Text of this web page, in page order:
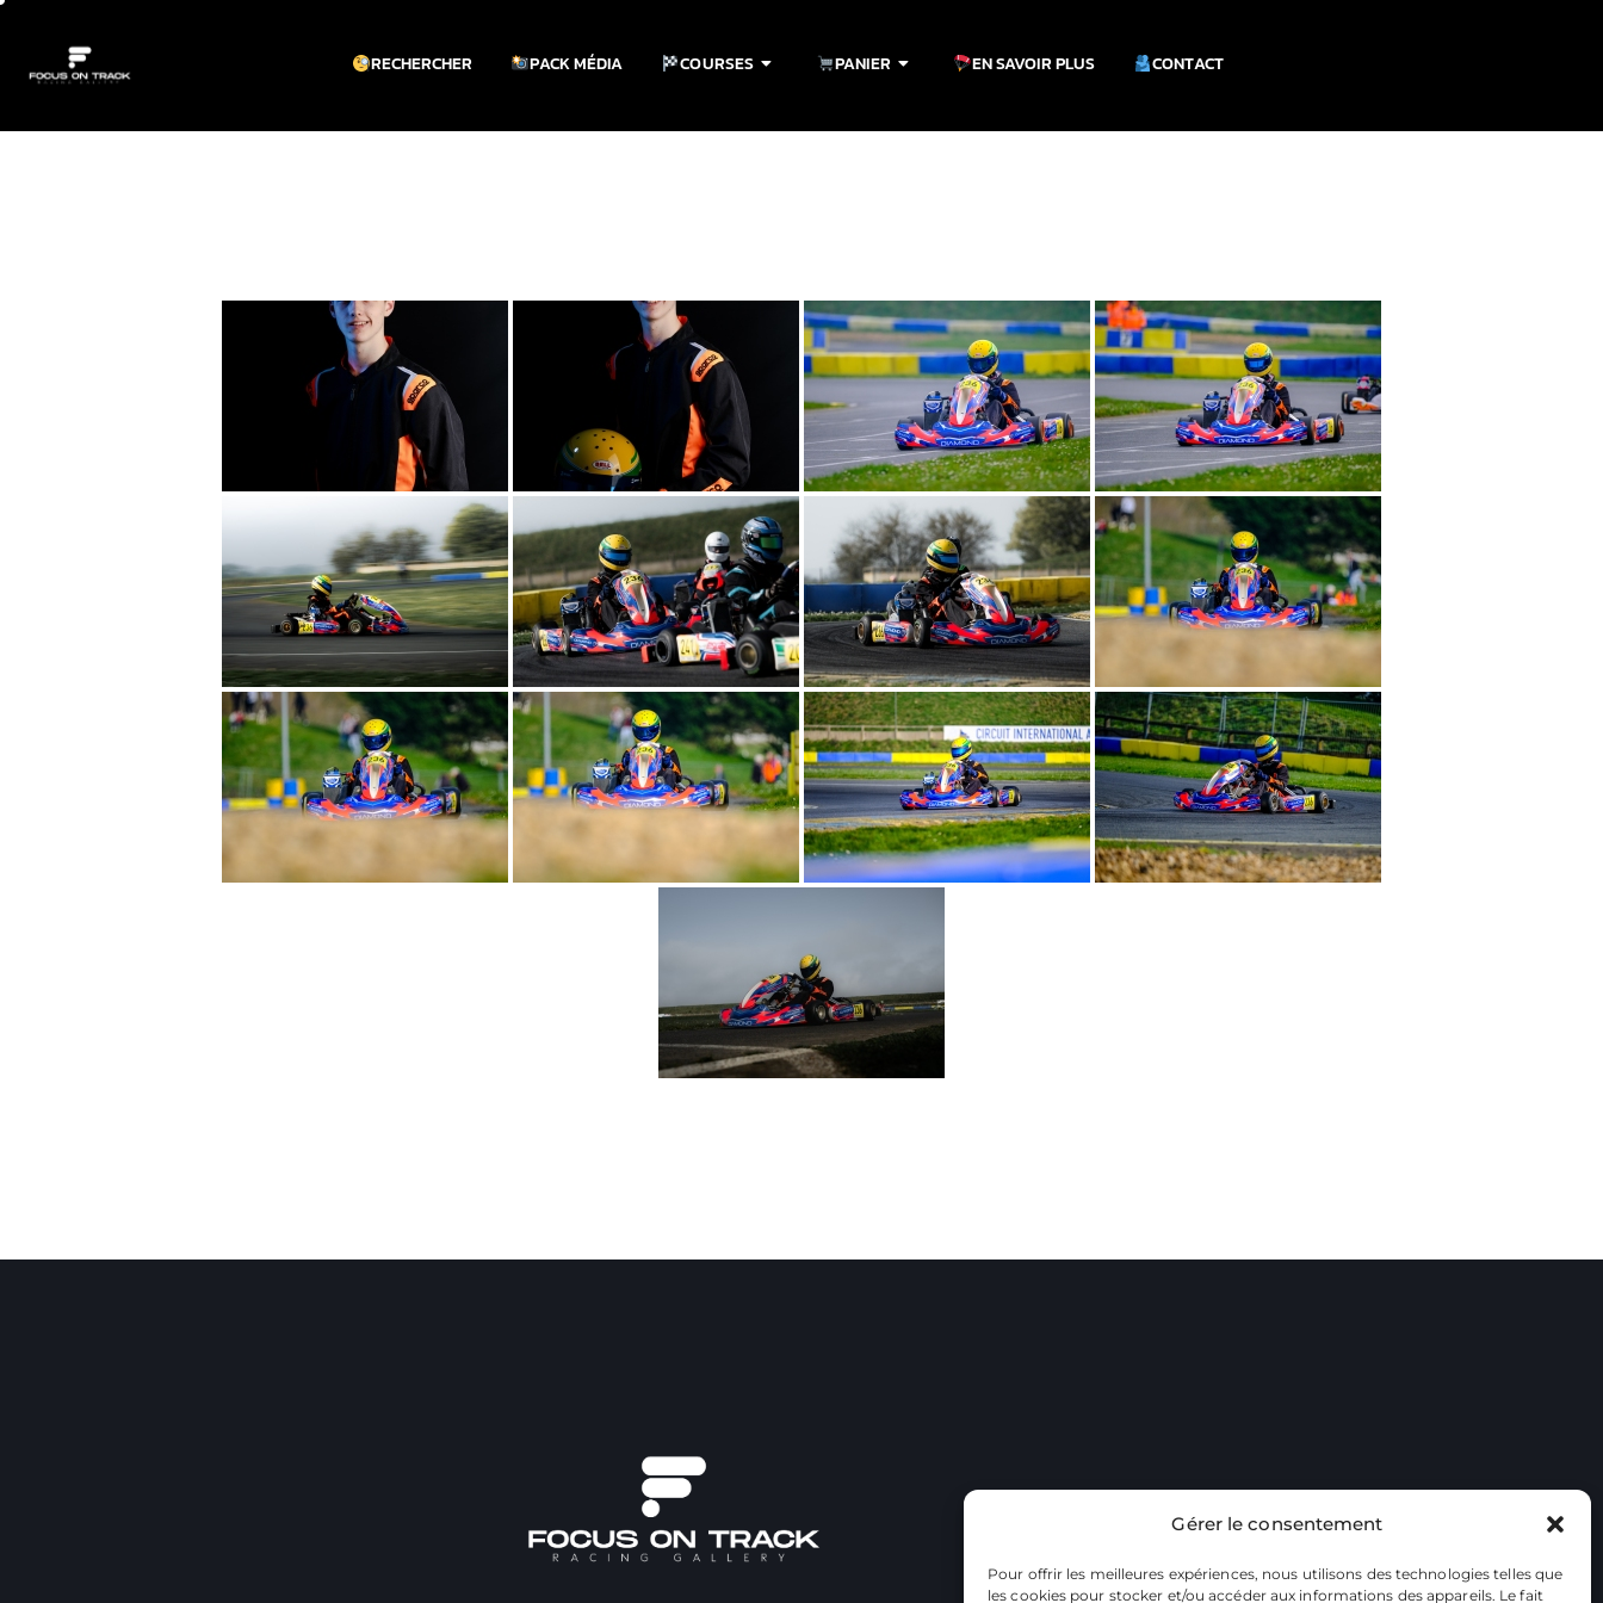
Gérer le consentement
Pour offrir les meilleures expériences, nous utilisons des technologies telles que
les cookies pour stocker et/ou accéder aux informations des appareils. Le fait
RECHERCHER PACK MÉDIA COURSES PANIER EN SAVOIR PLUS CONTACT